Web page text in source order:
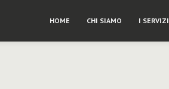
HOME CHI SIAMO I SERVIZI